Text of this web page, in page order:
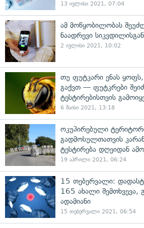
13 ივლისი 2021, 07:04
ამ მოწყობილობას
ნაადრევი სიკვდილისგან
2 ივლისი 2021, 10:02
თუ ფუტკარი ენას ყოფს,
გაქვთ — ფუტკრები
ტესტირებისთვის
6 მაისი 2021, 13:18
ოკუპირებული
გადმოსულთათვის
ტესტირება დღეიდან
19 აპრილი 2021, 06:24
15 თებერვალი:
165 ახალი შემთხვევა,
ადამიანი
15 თებერვალი 2021, 06:54